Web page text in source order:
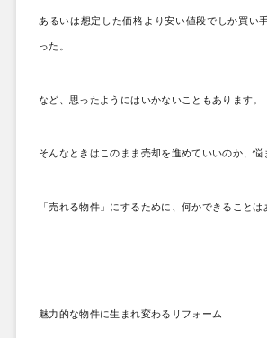
あるいは想定した価格より安い値段でしか買い
った。
など、思ったようにはいかないこともあります。
そんなときはこのまま売却を進めていいのか、悩
「売れる物件」にするために、何かできることは
魅力的な物件に生まれ変わるリフォーム